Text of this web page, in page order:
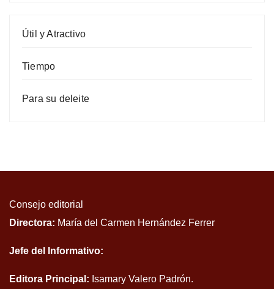
Útil y Atractivo
Tiempo
Para su deleite
Consejo editorial
Directora: María del Carmen Hernández Ferrer
Jefe del Informativo:
Editora Principal: Isamary Valero Padrón.